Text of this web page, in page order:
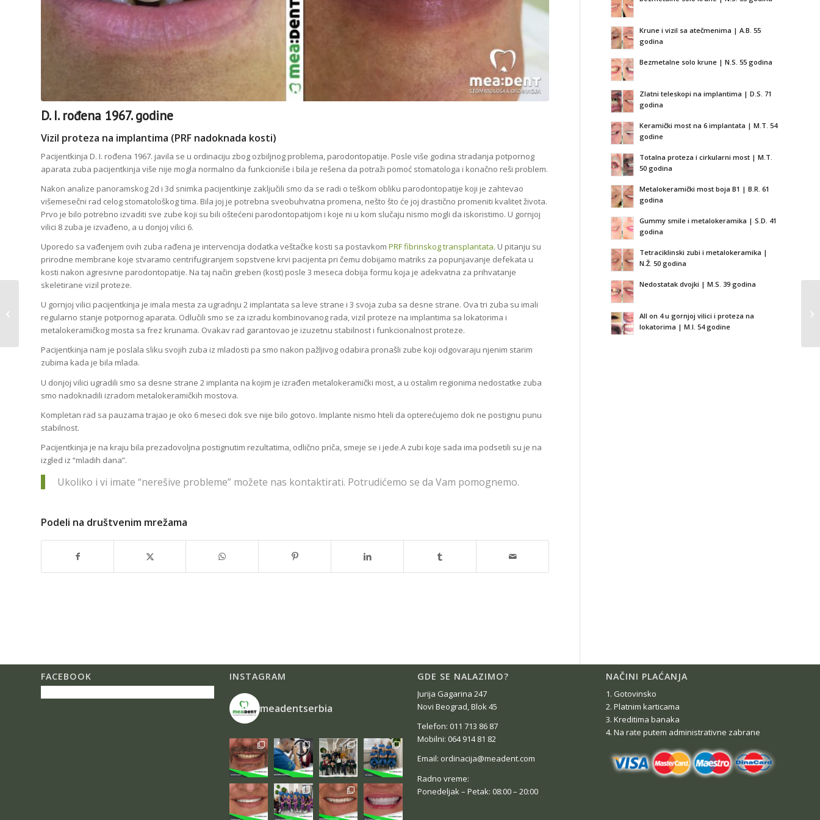
D. I. rođena 1967. godine
Vizil proteza na implantima (PRF nadoknada kosti)
Pacijentkinja D. I. rođena 1967. javila se u ordinaciju zbog ozbiljnog problema, parodontopatije. Posle više godina stradanja potpornog
aparata zuba pacijentkinja više nije mogla normalno da funkcioniše i bila je rešena da potraži pomoć stomatologa i konačno reši problem.
Nakon analize panoramskog 2d i 3d snimka pacijentkinje zaključili smo da se radi o teškom obliku parodontopatije koji je zahtevao
višemesečni rad celog stomatološkog tima. Bila joj je potrebna sveobuhvatna promena, nešto što će joj drastično promeniti kvalitet života.
Prvo je bilo potrebno izvaditi sve zube koji su bili oštećeni parodontopatijom i koje ni u kom slučaju nismo mogli da iskoristimo. U gornjoj
vilici 8 zuba je izvađeno, a u donjoj vilici 6.
Uporedo sa vađenjem ovih zuba rađena je intervencija dodatka veštačke kosti sa postavkom PRF fibrinskog transplantata. U pitanju su
prirodne membrane koje stvaramo centrifugiranjem sopstvene krvi pacijenta pri čemu dobijamo matriks za popunjavanje defekata u
kosti nakon agresivne parodontopatije. Na taj način greben (kost) posle 3 meseca dobija formu koja je adekvatna za prihvatanje
skeletirane vizil proteze.
U gornjoj vilici pacijentkinja je imala mesta za ugradnju 2 implantata sa leve strane i 3 svoja zuba sa desne strane. Ova tri zuba su imali
regularno stanje potpornog aparata. Odlučili smo se za izradu kombinovanog rada, vizil proteze na implantima sa lokatorima i
metalokeramičkog mosta sa frez krunama. Ovakav rad garantovao je izuzetnu stabilnost i funkcionalnost proteze.
Pacijentkinja nam je poslala sliku svojih zuba iz mladosti pa smo nakon pažljivog odabira pronašli zube koji odgovaraju njenim starim
zubima kada je bila mlada.
U donjoj vilici ugradili smo sa desne strane 2 implanta na kojim je izrađen metalokeramički most, a u ostalim regionima nedostatke zuba
smo nadoknadili izradom metalokeramičkih mostova.
Kompletan rad sa pauzama trajao je oko 6 meseci dok sve nije bilo gotovo. Implante nismo hteli da opterećujemo dok ne postignu punu
stabilnost.
Pacijentkinja je na kraju bila prezadovoljna postignutim rezultatima, odlično priča, smeje se i jede.A zubi koje sada ima podsetili su je na
izgled iz “mladih dana”.
Ukoliko i vi imate “nerešive probleme” možete nas kontaktirati. Potrudićemo se da Vam pomognemo.
Podeli na društvenim mrežama
Krune i vizil sa atečmenima | A.B. 55
godina
Bezmetalne solo krune | N.S. 55 godina
Zlatni teleskopi na implantima | D.S. 71
godina
Keramički most na 6 implantata | M.T. 54
godine
Totalna proteza i cirkularni most | M.T.
50 godina
Metalokeramički most boja B1 | B.R. 61
godina
Gummy smile i metalokeramika | S.D. 41
godina
Tetraciklinski zubi i metalokeramika |
N.Ž. 50 godina
Nedostatak dvojki | M.S. 39 godina
All on 4 u gornjoj vilici i proteza na
lokatorima | M.I. 54 godine
FACEBOOK INSTAGRAM
meadentserbia
GDE SE NALAZIMO?
Jurija Gagarina 247
Novi Beograd, Blok 45
Telefon: 011 713 86 87
Mobilni: 064 914 81 82
Email: ordinacija@meadent.com
Radno vreme:
Ponedeljak – Petak: 08:00 – 20:00
NAČINI PLAĆANJA
1. Gotovinsko
2. Platnim karticama
3. Kreditima banaka
4. Na rate putem administrativne zabrane
J.S. rođena 1968.
godine